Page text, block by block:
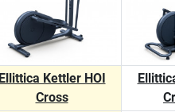
Ellittica Kettler HOI
Cross
Ellittica